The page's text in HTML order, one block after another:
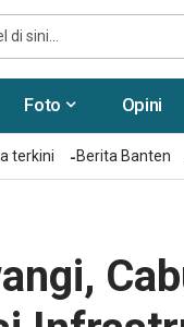
Foto Opini
terkini Berita Banten